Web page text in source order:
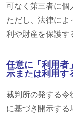
可なく第三者に個
ただし、法律に
利や財産を保護す
任意に「利用者
示または利用す
裁判所の発する令
に基づき開示する